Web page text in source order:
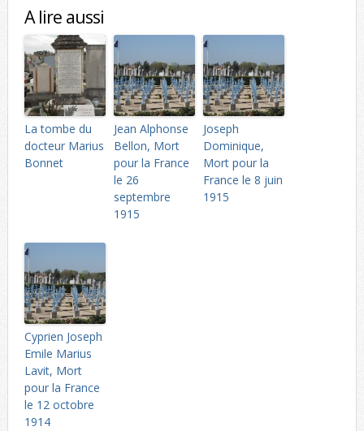
A lire aussi
La tombe du
docteur Marius
Bonnet
Jean Alphonse
Bellon, Mort
pour la France
le 26
septembre
1915
Joseph
Dominique,
Mort pour la
France le 8 juin
1915
Cyprien Joseph
Emile Marius
Lavit, Mort
pour la France
le 12 octobre
1914